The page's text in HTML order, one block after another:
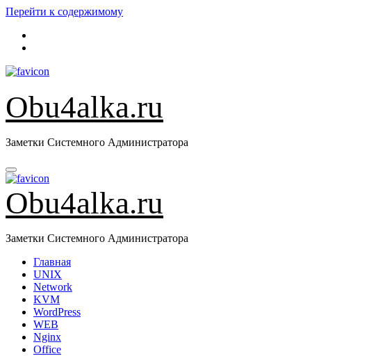
Перейти к содержимому
Obu4alka.ru
Заметки Системного Администратора
Obu4alka.ru
Заметки Системного Администратора
Главная
UNIX
Network
KVM
WordPress
WEB
Nginx
Office